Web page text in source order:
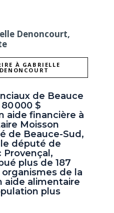
Denoncourt,
À GABRIELLE
DENONCOURT
de Beauce
000 $
aide financière à
Moisson
de Beauce-Sud,
député de
Provençal,
plus de 187
de la
alimentaire
plus